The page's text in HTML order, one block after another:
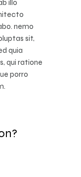
illo
nemo
sit,
quia
qui ratione
porro